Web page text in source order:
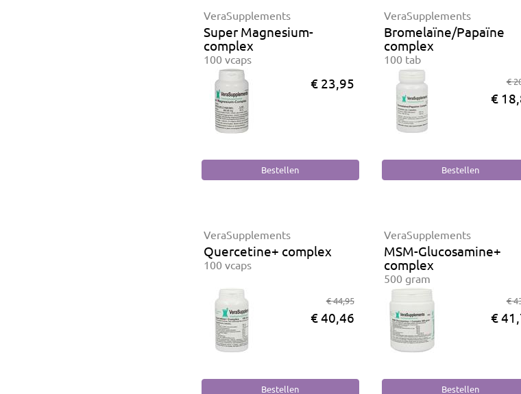
VeraSupplements
Super Magnesium-
complex
100 vcaps
€ 23,95
VeraSupplements
Bromelaïne/Papaïne
complex
100 tab
€
€
VeraSupplements
Quercetine+ complex
100 vcaps
€ 44,95
€ 40,46
VeraSupplements
MSM-Glucosamine+
complex
500 gram
€
€